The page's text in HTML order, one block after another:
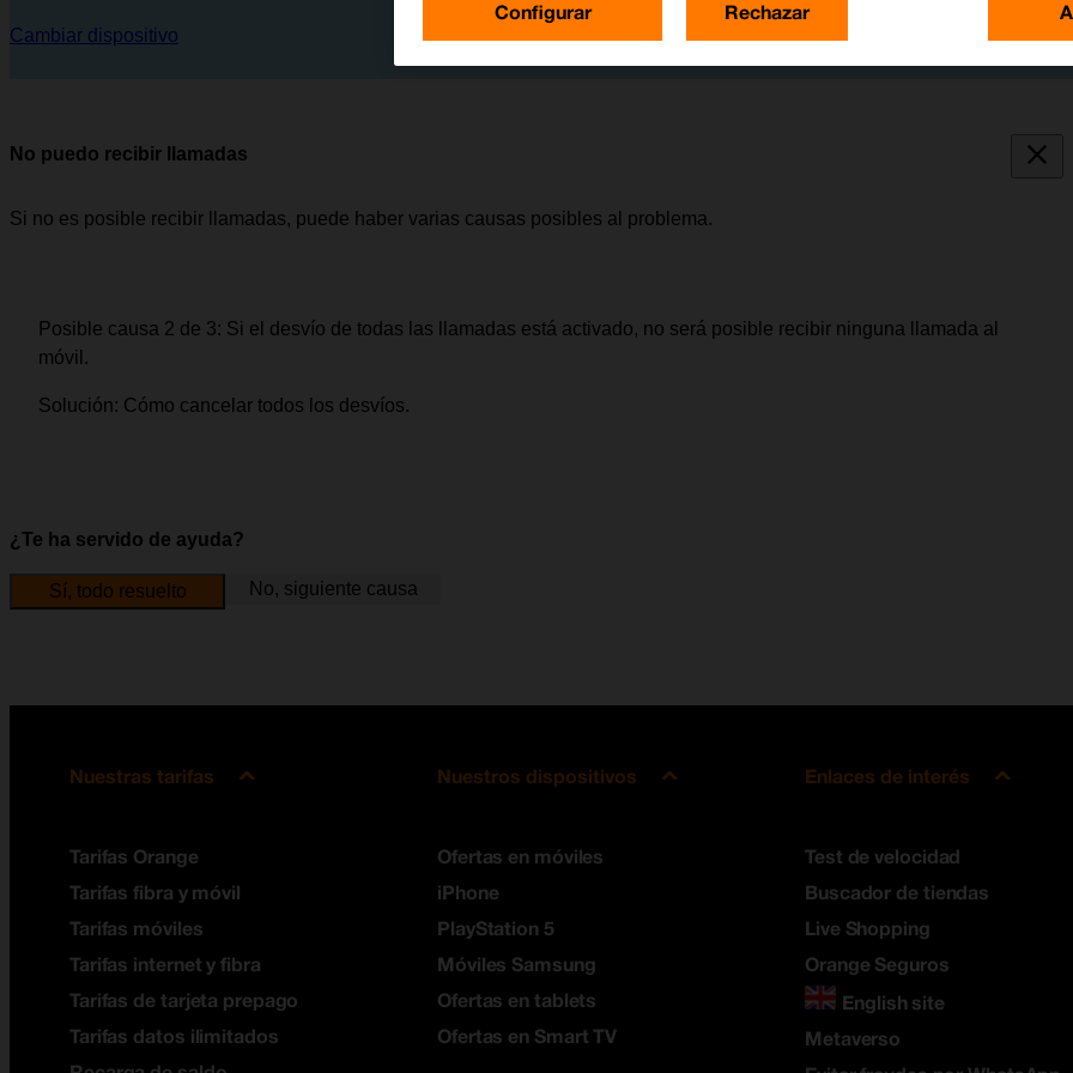
Cambiar dispositivo
No puedo recibir llamadas
Si no es posible recibir llamadas, puede haber varias causas posibles al problema.
Posible causa 2 de 3: Si el desvío de todas las llamadas está activado, no será posible recibir ninguna llamada al
móvil.
Solución: Cómo cancelar todos los desvíos.
¿Te ha servido de ayuda?
Sí, todo resuelto No, siguiente causa
Nuestras tarifas
Tarifas Orange
Tarifas fibra y móvil
Tarifas móviles
Tarifas internet y fibra
Tarifas de tarjeta prepago
Tarifas datos ilimitados
Nuestros dispositivos
Ofertas en móviles
iPhone
PlayStation 5
Móviles Samsung
Ofertas en tablets
Ofertas en Smart TV
Enlaces de interés
Test de velocidad
Buscador de tiendas
Live Shopping
Orange Seguros
English site
Metaverso
Configurar Rechazar